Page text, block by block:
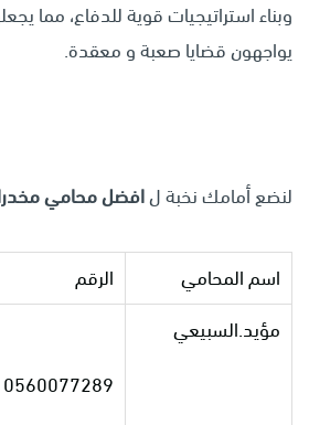
وبناء استراتيجيات قوية للدفاع، مما
يواجهون قضايا صعبة و معقدة.
لنضع أمامك نخبة لافضل محامي
اسم المحامي الرقم
مؤيد.السبيعي
0560077289